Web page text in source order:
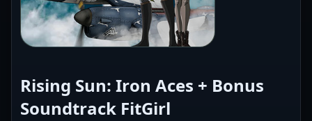
Rising Sun: Iron Aces + Bonus
Soundtrack FitGirl